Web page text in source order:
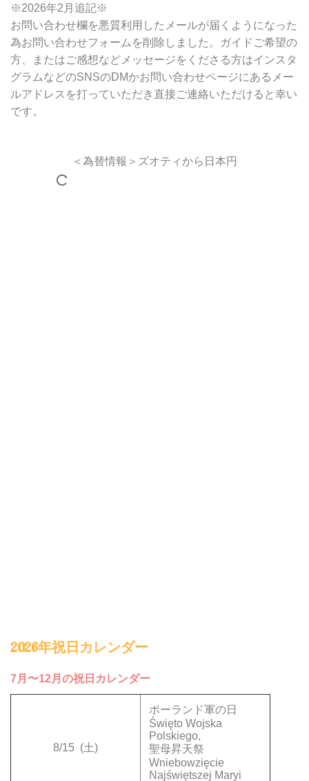
※2026年2月追記※
お問い合わせ欄を悪質利用したメールが届くようになった
為お問い合わせフォームを削除しました。ガイドご希望の
方、またはご感想などメッセージをくださる方はインスタ
グラムなどのSNSのDMかお問い合わせページにあるメー
ルアドレスを打っていただき直接ご連絡いただけると幸い
です。
＜為替情報＞ズオティから日本円
2026年祝日カレンダー
7月〜12月の祝日カレンダー
8/15 (土)
ポーランド軍の日
Święto Wojska
Polskiego,
聖母昇天祭
Wniebowzięcie
Najświętszej Maryi